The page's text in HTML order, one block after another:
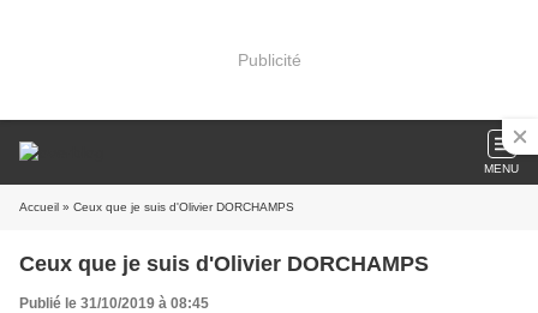
Publicité
MENU
Accueil » Ceux que je suis d'Olivier DORCHAMPS
Ceux que je suis d'Olivier DORCHAMPS
Publié le 31/10/2019 à 08:45